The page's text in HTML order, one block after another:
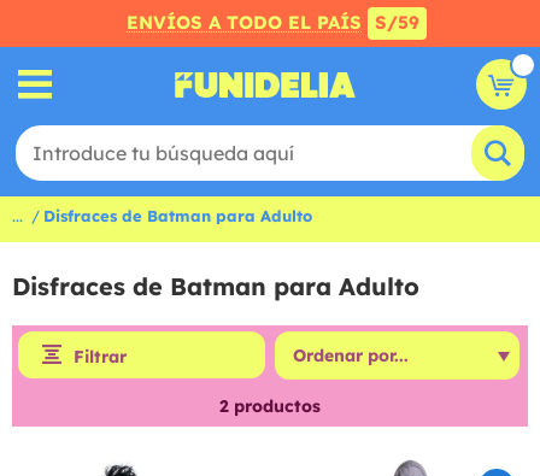
ENVÍOS A TODO EL PAÍS S/59
... Disfraces de Batman para Adulto
Disfraces de Batman para Adulto
Filtrar
2 productos